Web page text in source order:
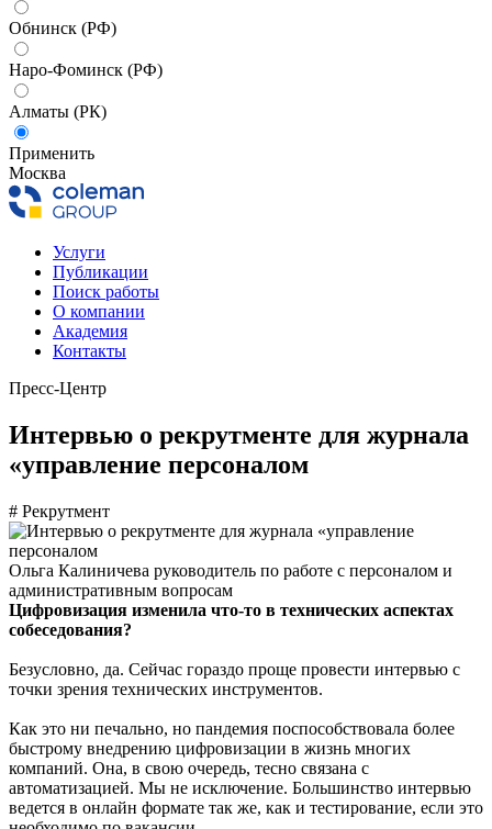
Обнинск (РФ)
Наро-Фоминск (РФ)
Алматы (РК)
Применить
Москва
Услуги
Публикации
Поиск работы
О компании
Академия
Контакты
Пресс-Центр
Интервью о рекрутменте для журнала
«управление персоналом
# Рекрутмент
Ольга Калиничева руководитель по работе с персоналом и
административным вопросам
Цифровизация изменила что-то в технических аспектах
собеседования?
Безусловно, да. Сейчас гораздо проще провести интервью с
точки зрения технических инструментов.
Как это ни печально, но пандемия поспособствовала более
быстрому внедрению цифровизации в жизнь многих
компаний. Она, в свою очередь, тесно связана с
автоматизацией. Мы не исключение. Большинство интервью
ведется в онлайн формате так же, как и тестирование, если это